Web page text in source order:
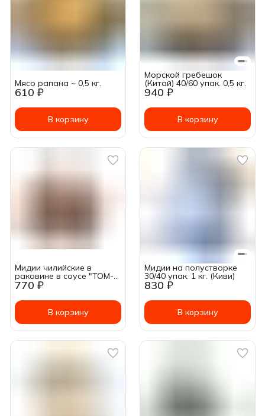
610 ₽
Мясо рапана ~ 0,5 кг.
В корзину
940 ₽
Морской гребешок
(Китай) 40/60 упак. 0,5 кг.
В корзину
770 ₽
Мидии чилийские в
раковине в соусе "ТОМ-
ЯМ" 500г
В корзину
830 ₽
Мидии на полустворке
30/40 упак. 1 кг. (Киви)
В корзину